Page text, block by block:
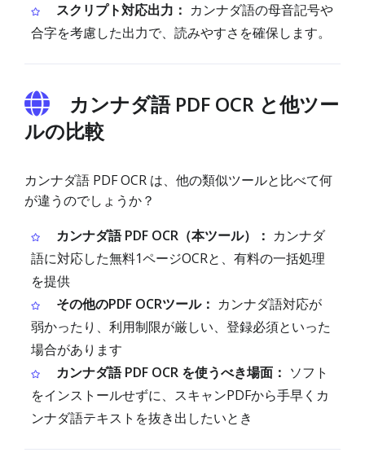
スクリプト対応出力： カンナダ語の母音記号や
合字を考慮した出力で、読みやすさを確保します。
カンナダ語 PDF OCR と他ツー
ルの比較
カンナダ語 PDF OCR は、他の類似ツールと比べて何
が違うのでしょうか？
カンナダ語 PDF OCR（本ツール）： カンナダ
語に対応した無料1ページOCRと、有料の一括処理
を提供
その他のPDF OCRツール： カンナダ語対応が
弱かったり、利用制限が厳しい、登録必須といった
場合があります
カンナダ語 PDF OCR を使うべき場面： ソフト
をインストールせずに、スキャンPDFから手早くカ
ンナダ語テキストを抜き出したいとき